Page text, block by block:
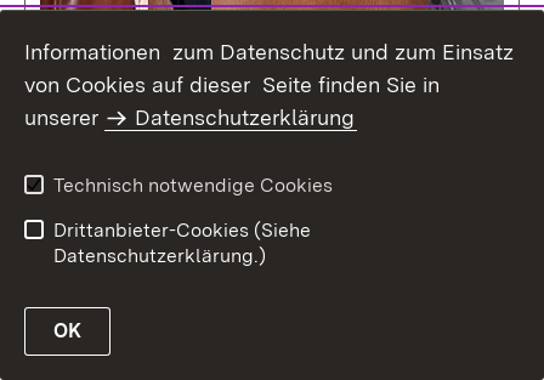
22.05.2026
Vom Wissen zur Wertschätzung:
Betriebsbesichtigung
Informationen zum Datenschutz und zum Einsatz
von Cookies auf dieser Seite finden Sie in
unserer
Datenschutzerklärung
Technisch notwendige Cookies
Drittanbieter-Cookies (Siehe
Datenschutzerklärung.)
OK